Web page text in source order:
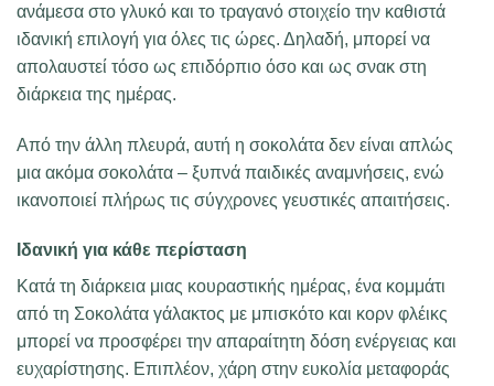
ανάμεσα στο γλυκό και το τραγανό στοιχείο την καθιστά
ιδανική επιλογή για όλες τις ώρες. Δηλαδή, μπορεί να
απολαυστεί τόσο ως επιδόρπιο όσο και ως σνακ στη
διάρκεια της ημέρας.
Από την άλλη πλευρά, αυτή η σοκολάτα δεν είναι απλώς
μια ακόμα σοκολάτα – ξυπνά παιδικές αναμνήσεις, ενώ
ικανοποιεί πλήρως τις σύγχρονες γευστικές απαιτήσεις.
Ιδανική για κάθε περίσταση
Κατά τη διάρκεια μιας κουραστικής ημέρας, ένα κομμάτι
από τη Σοκολάτα γάλακτος με μπισκότο και κορν φλέικς
μπορεί να προσφέρει την απαραίτητη δόση ενέργειας και
ευχαρίστησης. Επιπλέον, χάρη στην ευκολία μεταφοράς